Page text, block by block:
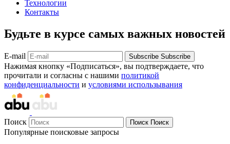
Технологии
Контакты
Будьте в курсе самых важных новостей
E-mail Subscribe Subscribe
Нажимая кнопку «Подписаться», вы подтверждаете, что
прочитали и согласны с нашими политикой
конфиденциальности и условиями использывания
Поиск Поиск Поиск
Популярные поисковые запросы